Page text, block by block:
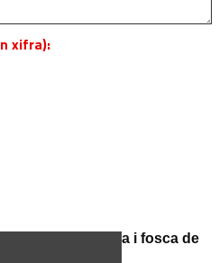
xifra):
la nit més màgica i fosca de